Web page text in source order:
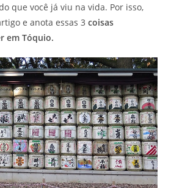
que você já viu na vida. Por isso,
e anota essas 3coisas
em Tóquio.